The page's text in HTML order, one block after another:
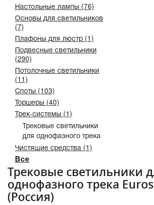
Настольные лампы (76)
Основы для светильников
(7)
Плафоны для люстр (1)
Подвесные светильники
(290)
Потолочные светильники
(11)
Споты (103)
Торшеры (40)
Трек-системы (1)
Трековые светильники
для однофазного трека
Чистящие средства (1)
Все
Трековые светильники
однофазного трека
(Россия)